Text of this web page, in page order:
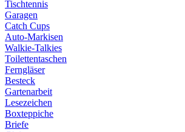
Tischtennis
Garagen
Catch Cups
Auto-Markisen
Walkie-Talkies
Toilettentaschen
Ferngläser
Besteck
Gartenarbeit
Lesezeichen
Boxteppiche
Briefe